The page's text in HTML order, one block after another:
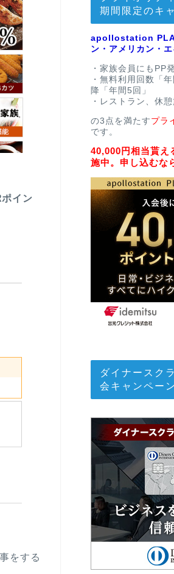
ポイン
をする
期間限定のキ
apollostation
ン・アメリカン・
・家族会員にもPP
・無料利用回数「
降「年間5回」
・レストラン、休
の3点を満たす プラ
です。
40,000円相当貰え
施中。申し込むな
ダイナースク
会キャンペーン